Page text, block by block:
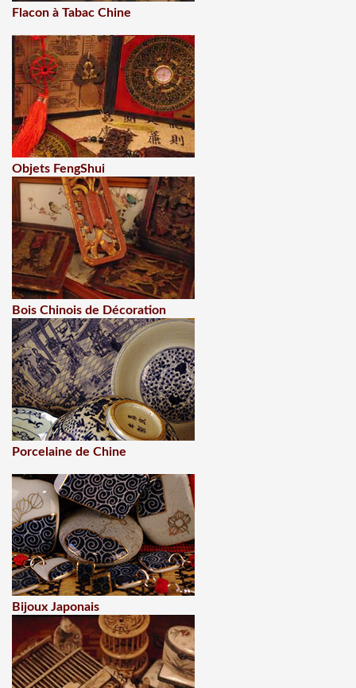
Flacon à Tabac Chine
Objets FengShui
Bois Chinois de Décoration
Porcelaine de Chine
Bijoux Japonais